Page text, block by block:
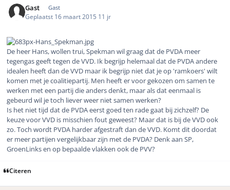
Gast Gast
Geplaatst 16 maart 2015 11 jr
De heer Hans, wollen trui, Spekman wil graag dat de PVDA meer
tegengas geeft tegen de VVD. Ik begrijp helemaal dat de PVDA andere
idealen heeft dan de VVD maar ik begrijp niet dat je op 'ramkoers' wilt
komen met je coalitiepartij. Men heeft er voor gekozen om samen te
werken met een partij die anders denkt, maar als dat eenmaal is
gebeurd wil je toch liever weer niet samen werken?
Is het niet tijd dat de PVDA eerst goed ten rade gaat bij zichzelf? De
keuze voor VVD is misschien fout geweest? Maar dat is bij de VVD ook
zo. Toch wordt PVDA harder afgestraft dan de VVD. Komt dit doordat
er meer partijen vergelijkbaar zijn met de PVDA? Denk aan SP,
GroenLinks en op bepaalde vlakken ook de PVV?
Citeren